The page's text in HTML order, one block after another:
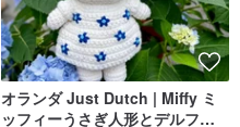
オランダ Just Dutch | Miffy ミ
ッフィーうさぎ人形とデルフト